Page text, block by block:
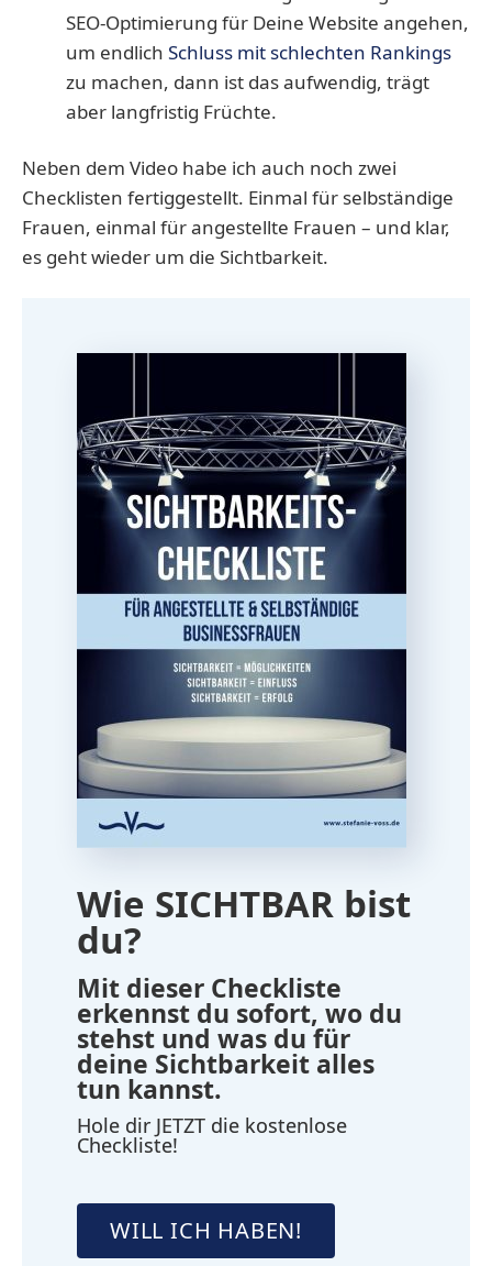
SEO-Optimierung für Deine Website angehen,
um endlich Schluss mit schlechten Rankings
zu machen, dann ist das aufwendig, trägt
aber langfristig Früchte.
Neben dem Video habe ich auch noch zwei
Checklisten fertiggestellt. Einmal für selbständige
Frauen, einmal für angestellte Frauen – und klar,
es geht wieder um die Sichtbarkeit.
Wie SICHTBAR bist
du?
Mit dieser Checkliste
erkennst du sofort, wo du
stehst und was du für
deine Sichtbarkeit alles
tun kannst.
Hole dir JETZT die kostenlose
Checkliste!
WILL ICH HABEN!